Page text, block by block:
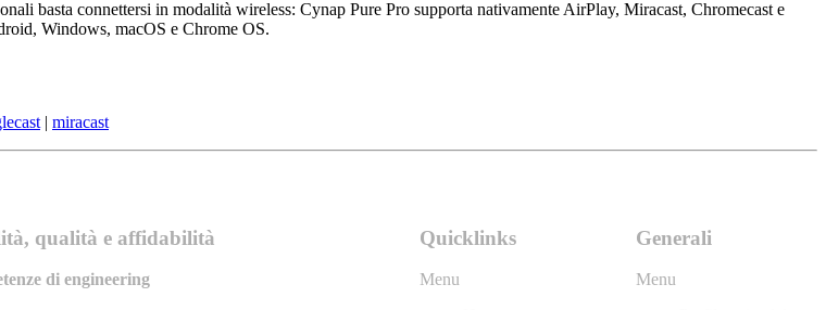
basta connettersi in modalità wireless: Cynap Pure Pro supporta nativamente AirPlay, Miracast, Chromecast e
Windows, macOS e Chrome OS.
| miracast
qualità e affidabilità
di engineering
Quicklinks
Menu
Generali
Menu